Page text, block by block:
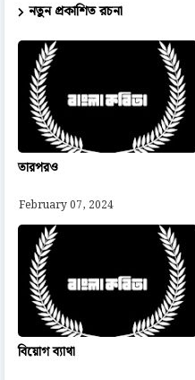
নতুন প্রকাশিত রচনা
তারপরও
February 07, 2024
বিয়োগ ব্যাথা